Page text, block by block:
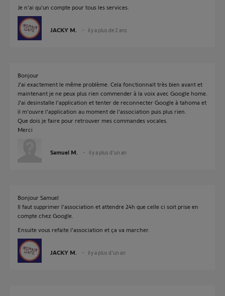
Je n'ai qu'un compte pour tous les services.
JACKY M. il y a plus de 2 ans
Bonjour
J'ai exactement le même problème. Cela fonctionnait très bien avant et
maintenant je ne peux plus rien commender à la voix avec Google home.
J'ai desinstalle l'application et tenter de reconnecter Google à tahoma et
il m'ouvre l'application au moment de l'association puis plus rien.
Que dois je faire pour retrouver mes commandes vocales.
Merci
Samuel M. il y a plus d'un an
Bonjour Samuel
Il faut supprimer l'association et attendre 24h que celle ci soit prise en
compte chez Google.
Ensuite vous refaite l'association et ça va marcher.
JACKY M. il y a plus d'un an